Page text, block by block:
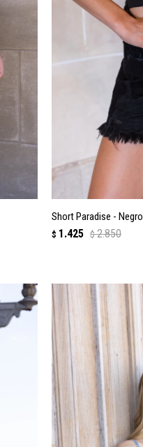
Short Paradise - Negro
$ 1.425 $ 2.850